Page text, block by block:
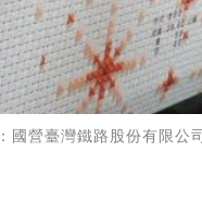
營臺灣鐵路股份有限公司